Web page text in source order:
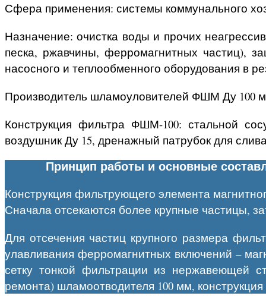
Сфера применения: системы коммунального
Назначение: очистка воды и прочих
песка, ржавчины, ферромагнитных частиц),
насосного и теплообменного оборудования в
Производитель шламоуловителей ФШМ Ду 100
Конструкция фильтра ФШМ-100: стальной
воздушник Ду 15, дренажный патрубок для
Принцип работы и основные
Конструкция фильтрующего элемента
Сначала отсекаются более крупные частицы,
Для отсечения частиц крупного размера
улавливания ферромагнитных включений –
сетку тонкой фильтрации из нержавеющей
ремонта) шламоотводителя 100 мм,